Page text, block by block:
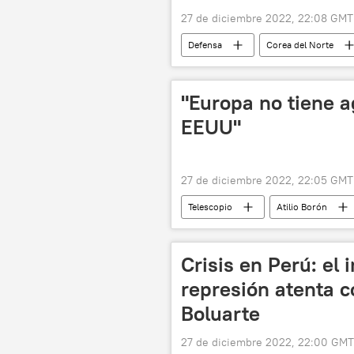
27 de diciembre 2022, 22:08 GMT
Defensa Corea del Norte
"Europa no tiene
EEUU"
27 de diciembre 2022, 22:05 GMT
Telescopio Atilio Borón
república popular de Donetsk
Crisis en Perú: el
represión atenta
Boluarte
27 de diciembre 2022, 22:00 GMT